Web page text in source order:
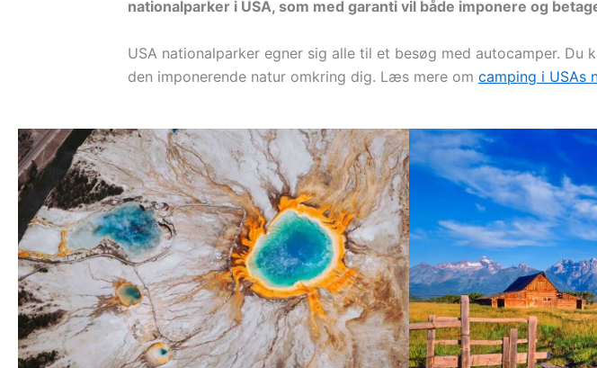
nationalparker i USA, som med garanti vil både imponere og
USA nationalparker egner sig alle til et besøg med autocamper.
den imponerende natur omkring dig. Læs mere om camping i USAs